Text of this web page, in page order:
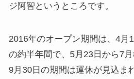
ジ阿智 というところです。
2016年のオープン期間は、4月
の約半年間で、5月23日から7
9月30日の期間は運休が見込ま